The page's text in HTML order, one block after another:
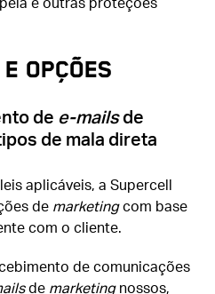
OPÇÕES
de e-mailsde
de mala direta
aplicáveis, a Supercell
de marketingcom base
com o cliente.
de comunicações
de marketingnossos,